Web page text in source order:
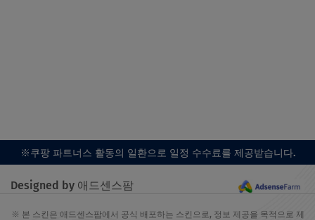
※쿠팡 파트너스 활동의 일환으로 일정 수수료를 제공받습니다.
Designed by 애드센스팜
※ 본 스킨은 애드센스팜에서 공식 배포하는 스킨으로, 정보 제공을 목적으로 제